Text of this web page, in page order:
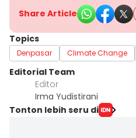
Share Article
Topics
Denpasar Climate Change
Editorial Team
Editor
Irma Yudistirani
Tonton lebih seru di